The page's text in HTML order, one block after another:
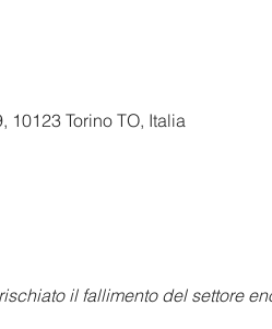
10123 Torino TO, Italia
il fallimento del settore